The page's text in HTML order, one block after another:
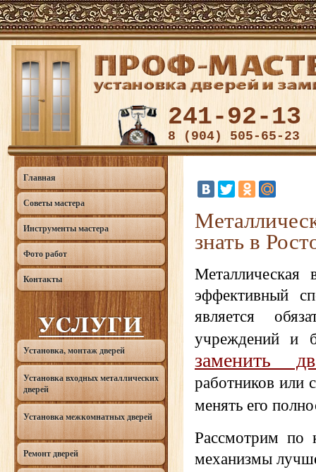
241-92-13
8 (904) 505-65-23
Главная
Советы мастера
Инструменты мастера
Фото работ
Контакты
Установка, монтаж дверей
Установка входных металлических
дверей
Установка межкомнатных дверей
Ремонт дверей
знать в
эффективный
является
учреждений и
заменить
работников или
менять его
Рассмотрим по
механизмы